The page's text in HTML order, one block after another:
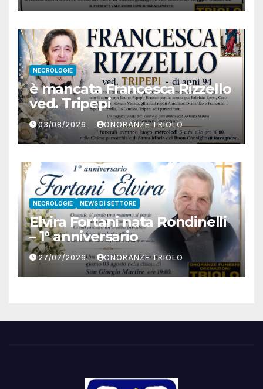
NECROLOGIE
è mancata Francesca Rizzello
ved. Tripepi
03/08/2026 ONORANZE TRIOLO
NECROLOGIE NEWS DI SETTORE
Elvira Fortani nata Rondinelli
– 1° anniversario
27/07/2026 ONORANZE TRIOLO